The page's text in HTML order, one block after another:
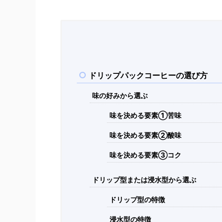
ドリップパックコーヒーの選び方
味の好みから選ぶ
味を決める要素①苦味
味を決める要素②酸味
味を決める要素③コク
ドリップ型または浸水型から選ぶ
ドリップ型の特徴
浸水型の特徴